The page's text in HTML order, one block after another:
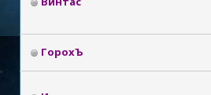
ГорохЪ